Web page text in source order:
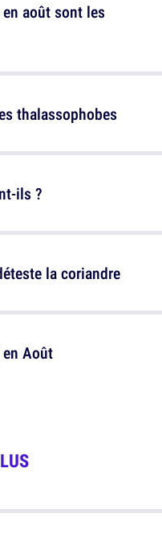
thalassophobes
la coriandre
août sont les
ils ?
Août